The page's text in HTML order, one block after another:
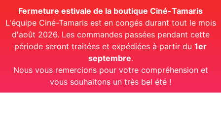
Fermeture estivale de la boutique Ciné-Tamaris
L'équipe Ciné-Tamaris est en congés durant tout le mois
d'août 2026. Les commandes passées pendant cette
période seront traitées et expédiées à partir du 1er
septembre.
Nous vous remercions pour votre compréhension et
vous souhaitons un très bel été !